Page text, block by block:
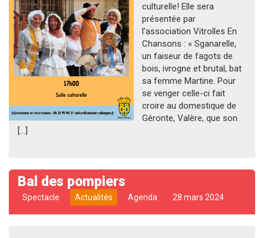
culturelle! Elle sera
présentée par
l’association Vitrolles En
Chansons : « Sganarelle,
un faiseur de fagots de
bois, ivrogne et brutal, bat
sa femme Martine. Pour
se venger celle-ci fait
croire au domestique de
Géronte, Valère, que son
[…]
Bal des pompiers
Spectacle Actualités Agenda 28 mars 2024